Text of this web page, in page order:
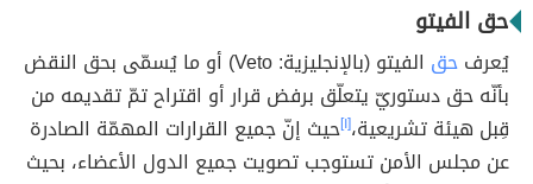
حق الفيتو
يُعرفحق
الفيتو (بالإنجليزية: Veto) أو ما يُسمّى بحق النقض
بأنّه حق دستوريّ يتعلّق برفض قرار أو اقتراح تمّ تقديمه من
قِبل هيئة تشريعية،[١] حيث إنّ جميع القرارات المهمّة الصادرة
عن مجلس الأمن تستوجب تصويت جميع الدول الأعضاء، بحيث